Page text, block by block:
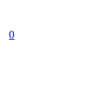
0